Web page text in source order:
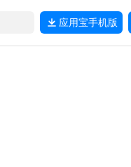
应用宝手机版